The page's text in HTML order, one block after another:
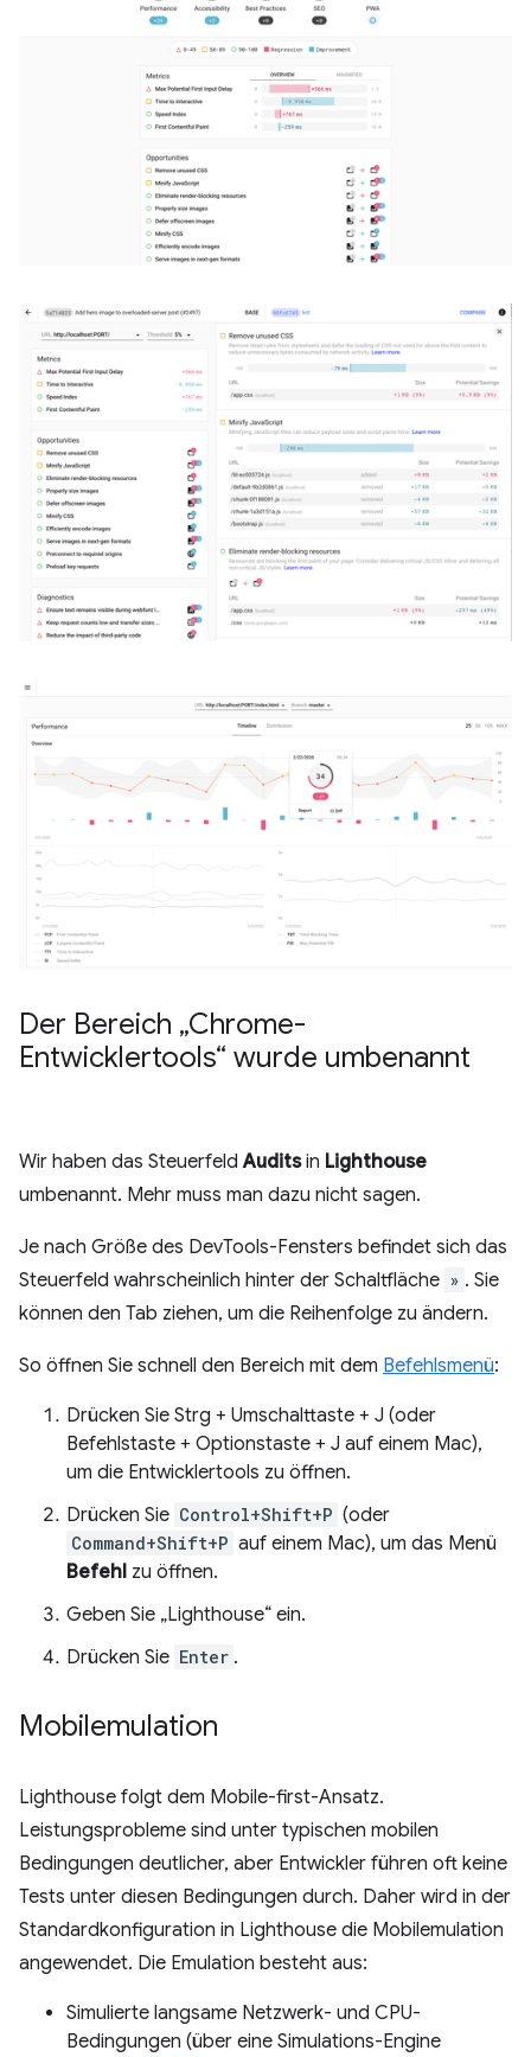
Der Bereich „Chrome-
Entwicklertools“ wurde umbenannt
Wir haben das SteuerfeldAuditsin Lighthouse
umbenannt. Mehr muss man dazu nicht sagen.
Je nach Größe des DevTools-Fensters befindet sich das
Steuerfeld wahrscheinlich hinter der Schaltfläche » . Sie
können den Tab ziehen, um die Reihenfolge zu ändern.
So öffnen Sie schnell den Bereich mit dem Befehlsmenü:
Drücken Sie Strg + Umschalttaste + J (oder
Befehlstaste + Optionstaste + J auf einem Mac),
um die Entwicklertools zu öffnen.
Drücken Sie Control+Shift+P (oder
Command+Shift+P auf einem Mac), um das Menü
Befehl zu öffnen.
Geben Sie „Lighthouse“ ein.
Drücken Sie Enter .
Mobilemulation
Lighthouse folgt dem Mobile-first-Ansatz.
Leistungsprobleme sind unter typischen mobilen
Bedingungen deutlicher, aber Entwickler führen oft keine
Tests unter diesen Bedingungen durch. Daher wird in der
Standardkonfiguration in Lighthouse die Mobilemulation
angewendet. Die Emulation besteht aus:
Simulierte langsame Netzwerk- und CPU-
Bedingungen (über eine Simulations-Engine